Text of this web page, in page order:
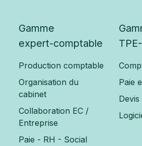
Gamme
expert-comptable
Production comptable
Organisation du
cabinet
Collaboration EC /
Entreprise
Paie - RH - Social
Paie